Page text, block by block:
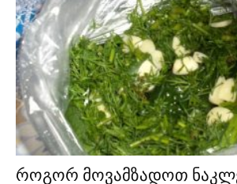
როგორ მოვამზადოთ